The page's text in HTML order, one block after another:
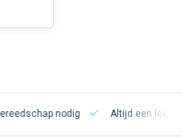
nodig Altijd een